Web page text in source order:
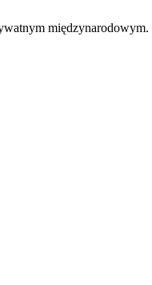
międzynarodowym.